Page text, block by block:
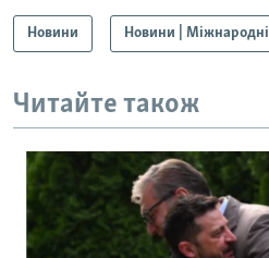
Новини Новини | Міжнародні
Читайте також